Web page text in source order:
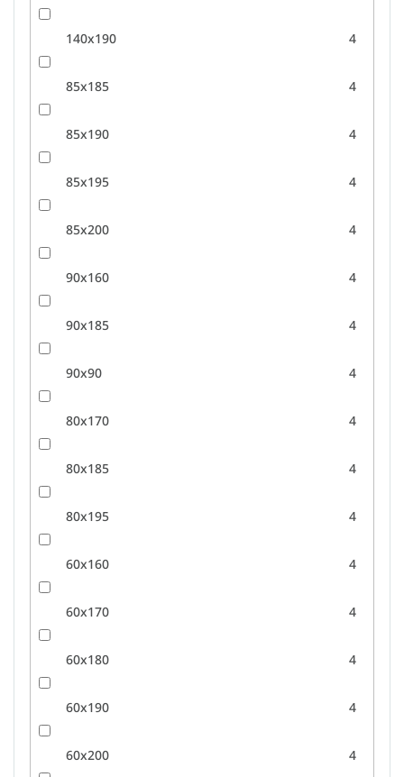
140x190 4
85x185 4
85x190 4
85x195 4
85x200 4
90x160 4
90x185 4
90x90 4
80x170 4
80x185 4
80x195 4
60x160 4
60x170 4
60x180 4
60x190 4
60x200 4